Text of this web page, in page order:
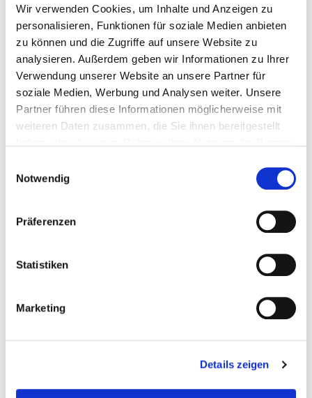
Wir verwenden Cookies, um Inhalte und Anzeigen zu
personalisieren, Funktionen für soziale Medien anbieten
zu können und die Zugriffe auf unsere Website zu
analysieren. Außerdem geben wir Informationen zu Ihrer
Verwendung unserer Website an unsere Partner für
soziale Medien, Werbung und Analysen weiter. Unsere
Partner führen diese Informationen möglicherweise mit
weiteren Daten zusammen, die Sie ihnen bereitgestellt
Notwendig
Präferenzen
Statistiken
Marketing
Details zeigen
Allergene & Zusatzstoffe
ALLERGENE
ZUSATZSTOFFE